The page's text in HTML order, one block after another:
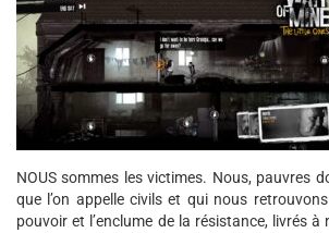
NOUS sommes les victimes. Nous, pauvres
que l’on appelle civils et qui nous
pouvoir et l’enclume de la résistance, livrés à